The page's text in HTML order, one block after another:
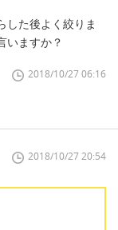
した後よく絞りま
いますか？
2018/10/27 06:16
2018/10/27 20:54